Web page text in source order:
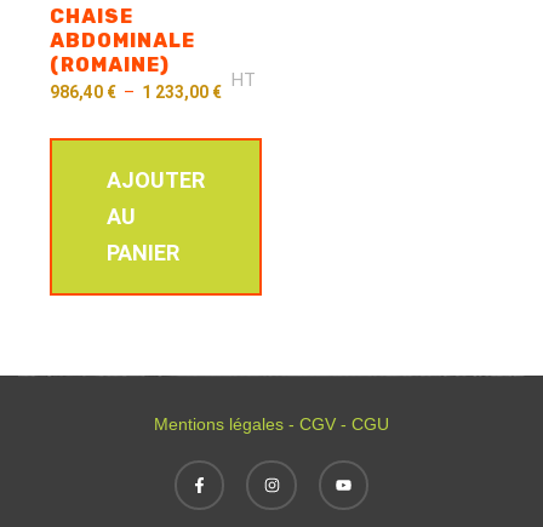
CHAISE
ABDOMINALE
(ROMAINE)
986,40 € – 1 233,00 €
HT
AJOUTER
AU
PANIER
Mentions légales - CGV - CGU